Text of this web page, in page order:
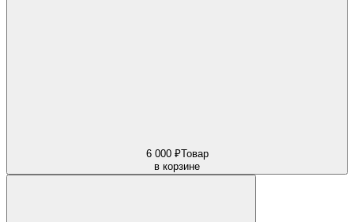
6 000 ₽Товар
в корзине